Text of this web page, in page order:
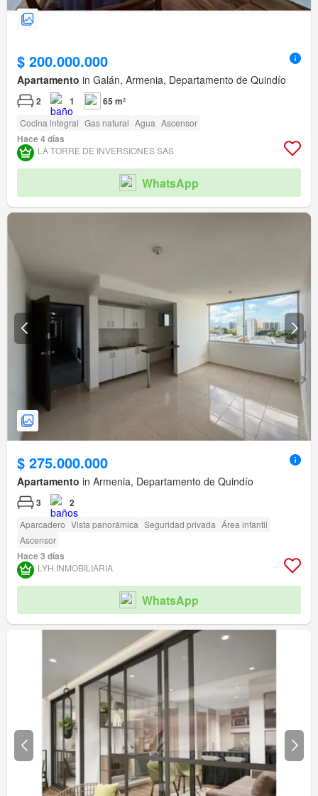
$ 200.000.000
Apartamento in Galán, Armenia, Departamento de Quindío
2 1 65 m²
Cocina integral Gas natural Agua Ascensor
Hace 4 días
LA TORRE DE INVERSIONES SAS
WhatsApp
$ 275.000.000
Apartamento in Armenia, Departamento de Quindío
3 2
Aparcadero Vista panorámica Seguridad privada Área infantil
Ascensor
Hace 3 días
LYH INMOBILIARIA
WhatsApp